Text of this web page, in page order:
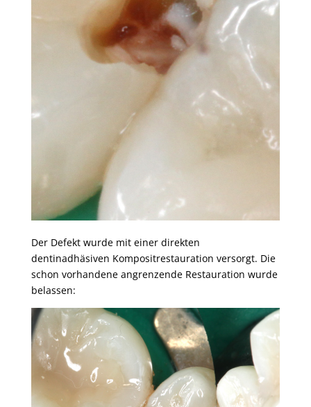
Der Defekt wurde mit einer direkten
dentinadhäsiven Kompositrestauration versorgt. Die
schon vorhandene angrenzende Restauration wurde
belassen: